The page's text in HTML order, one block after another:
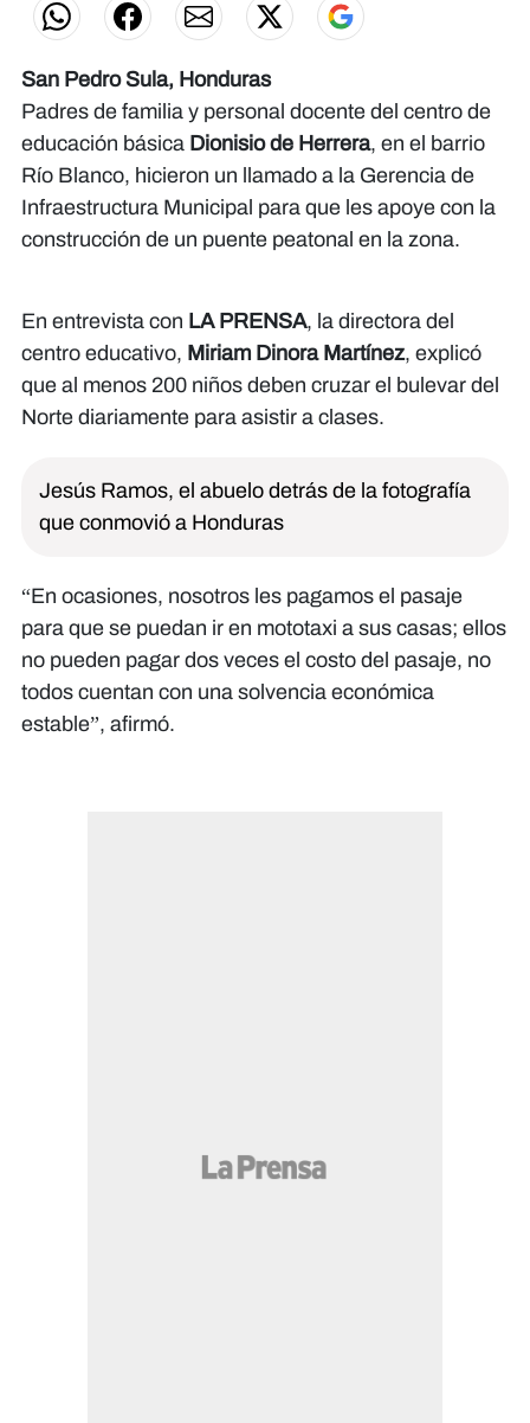
San Pedro Sula, Honduras
Padres de familia y personal docente del centro de
educación básica Dionisio de Herrera, en el barrio
Río Blanco, hicieron un llamado a la Gerencia de
Infraestructura Municipal para que les apoye con la
construcción de un puente peatonal en la zona.
En entrevista con LA PRENSA, la directora del
centro educativo, Miriam Dinora Martínez, explicó
que al menos 200 niños deben cruzar el bulevar del
Norte diariamente para asistir a clases.
Jesús Ramos, el abuelo detrás de la fotografía
que conmovió a Honduras
“En ocasiones, nosotros les pagamos el pasaje
para que se puedan ir en mototaxi a sus casas; ellos
no pueden pagar dos veces el costo del pasaje, no
todos cuentan con una solvencia económica
estable”, afirmó.